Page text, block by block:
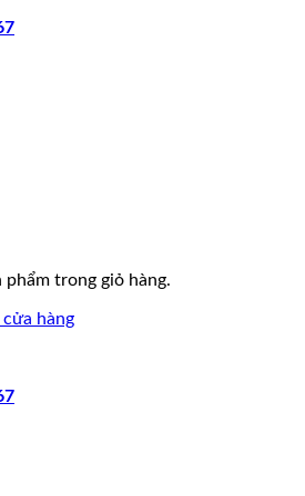
phẩm trong giỏ hàng.
hàng